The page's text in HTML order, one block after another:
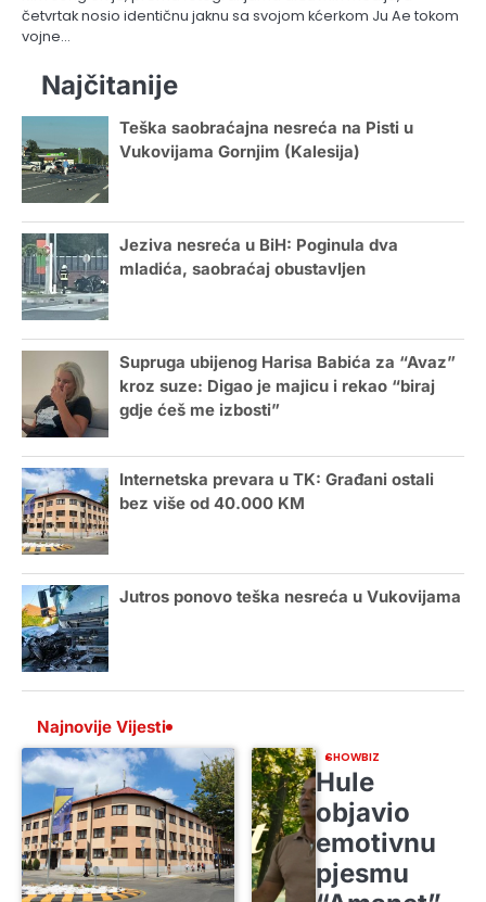
četvrtak nosio identičnu jaknu sa svojom kćerkom Ju Ae tokom
vojne…
Najčitanije
Teška saobraćajna nesreća na Pisti u
Vukovijama Gornjim (Kalesija)
Jeziva nesreća u BiH: Poginula dva
mladića, saobraćaj obustavljen
Supruga ubijenog Harisa Babića za “Avaz”
kroz suze: Digao je majicu i rekao “biraj
gdje ćeš me izbosti”
Internetska prevara u TK: Građani ostali
bez više od 40.000 KM
Jutros ponovo teška nesreća u Vukovijama
Najnovije Vijesti
SHOWBIZ
Hule
objavio
emotivnu
pjesmu